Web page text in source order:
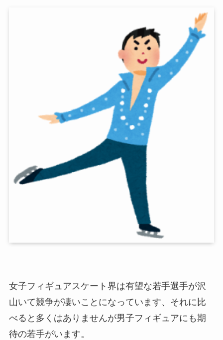
女子フィギュアスケート界は有望な若手選手が沢
山いて競争が凄いことになっています、それに比
べると多くはありませんが男子フィギュアにも期
待の若手がいます。